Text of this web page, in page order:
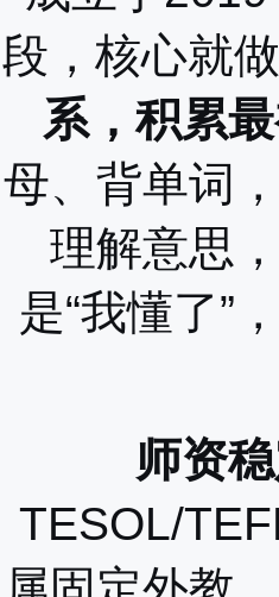
段，核心就
系，积累
母、背单词
理解意思
是“我懂了”
师资
TESOL/